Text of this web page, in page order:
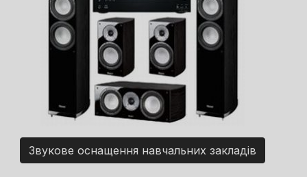
Звукове оснащення навчальних закладів